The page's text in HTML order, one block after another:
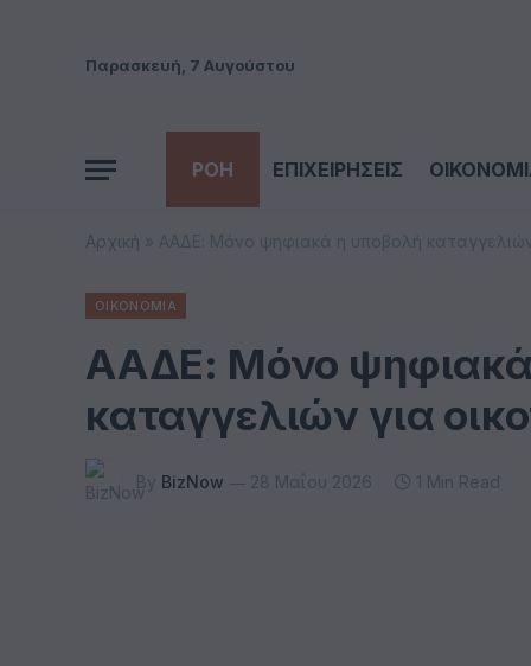
Παρασκευή, 7 Αυγούστου
ΡΟΗ ΕΠΙΧΕΙΡΗΣΕΙΣ
Αρχική
ΟΙΚΟΝΟΜΙΑ
ΑΑΔΕ: Μόνο
καταγγελιών για
By BizNow 28 Μαΐου 2026 1 Min Read